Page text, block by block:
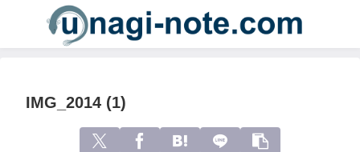
IMG_2014 (1)